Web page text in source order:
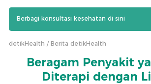
Berbagi konsultasi kesehatan di sini
detikHealth Berita detikHealth
Beragam Penyakit
Diterapi dengan